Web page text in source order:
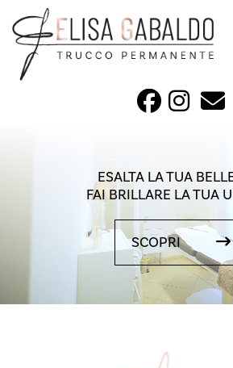
ESALTA LA TUA
FAI BRILLARE LA TUA
SCOPRI